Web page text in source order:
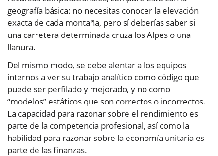
geografía básica: no necesitas conocer la elevación
exacta de cada montaña, pero sí deberías saber si
una carretera determinada cruza los Alpes o una
llanura.
Del mismo modo, se debe alentar a los equipos
internos a ver su trabajo analítico como código que
puede ser perfilado y mejorado, y no como
“modelos” estáticos que son correctos o incorrectos.
La capacidad para razonar sobre el rendimiento es
parte de la competencia profesional, así como la
habilidad para razonar sobre la economía unitaria es
parte de las finanzas.